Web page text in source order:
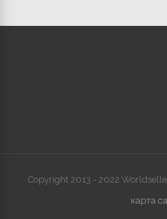
Copyright 2013 - 2022
карта